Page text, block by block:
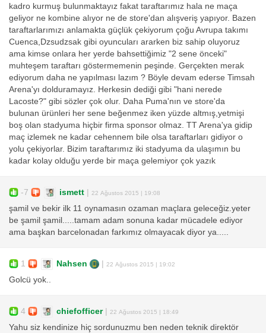
kadro kurmuş bulunmaktayız fakat taraftarımız hala ne maça
geliyor ne kombine alıyor ne de store'dan alışveriş yapıyor. Bazen
taraftarlarımızı anlamakta güçlük çekiyorum çoğu Avrupa takımı
Cuenca,Dzsudzsak gibi oyuncuları ararken biz sahip oluyoruz
ama kimse onlara her yerde bahsettiğimiz "2 sene önceki"
muhteşem taraftarı göstermemenin peşinde. Gerçekten merak
ediyorum daha ne yapılması lazım ? Böyle devam ederse Timsah
Arena'yı dolduramayız. Herkesin dediği gibi "hani nerede
Lacoste?" gibi sözler çok olur. Daha Puma'nın ve store'da
bulunan ürünleri her sene beğenmez iken yüzde altmış,yetmişi
boş olan stadyuma hiçbir firma sponsor olmaz. TT Arena'ya gidip
maç izlemek ne kadar cehennem bile olsa taraftarları gidiyor o
yolu çekiyorlar. Bizim taraftarımız iki stadyuma da ulaşımın bu
kadar kolay olduğu yerde bir maça gelemiyor çok yazık
-7 ismett 22 Ağustos 2015 | 19:08
şamil ve bekir ilk 11 oynamasın ozaman maçlara geleceğiz.yeter
be şamil şamil.....tamam adam sonuna kadar mücadele ediyor
ama başkan barcelonadan farkımız olmayacak diyor ya.....
1 Nahsen 22 Ağustos 2015 | 19:02
Golcü yok..
4 chiefofficer| 22 Ağustos 2015 | 18:49
Yahu siz kendinize hiç sordunuzmu ben neden teknik direktör